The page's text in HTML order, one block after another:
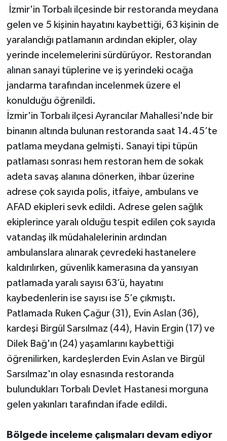
İzmir'in Torbalı ilçesinde bir restoranda meydana
gelen ve 5 kişinin hayatını kaybettiği, 63 kişinin de
yaralandığı patlamanın ardından ekipler, olay
yerinde incelemelerini sürdürüyor. Restorandan
alınan sanayi tüplerine ve iş yerindeki ocağa
jandarma tarafından incelenmek üzere el
konulduğu öğrenildi.
İzmir'in Torbalı ilçesi Ayrancılar Mahallesi'nde bir
binanın altında bulunan restoranda saat 14.45’te
patlama meydana gelmişti. Sanayi tipi tüpün
patlaması sonrası hem restoran hem de sokak
adeta savaş alanına dönerken, ihbar üzerine
adrese çok sayıda polis, itfaiye, ambulans ve
AFAD ekipleri sevk edildi. Adrese gelen sağlık
ekiplerince yaralı olduğu tespit edilen çok sayıda
vatandaş ilk müdahalelerinin ardından
ambulanslara alınarak çevredeki hastanelere
kaldırılırken, güvenlik kamerasına da yansıyan
patlamada yaralı sayısı 63’ü, hayatını
kaybedenlerin ise sayısı ise 5’e çıkmıştı.
Patlamada Ruken Çağur (31), Evin Aslan (36),
kardeşi Birgül Sarsılmaz (44), Havin Ergin (17) ve
Dilek Bağ'ın (24) yaşamlarını kaybettiği
öğrenilirken, kardeşlerden Evin Aslan ve Birgül
Sarsılmaz'ın olay esnasında restoranda
bulundukları Torbalı Devlet Hastanesi morguna
gelen yakınları tarafından ifade edildi.
Bölgede inceleme çalışmaları devam ediyor